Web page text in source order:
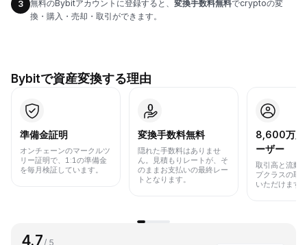
3
無料のBybitアカウントに登録すると、 変換手数料無料でcryptoの変
換・購入・売却・取引ができます。
Bybitで資産変換する理由
準備金証明
オンチェーンのマークルツ
リー証明で、1:1の準備金
を毎月検証しています。
変換手数料無料
隠れた手数料はありませ
ん。見積もりレートが、そ
のままお支払いの最終レー
トとなります。
8,600万人
ーザー
取引高と流動
プクラスの取
いただけます
4.7/ 5